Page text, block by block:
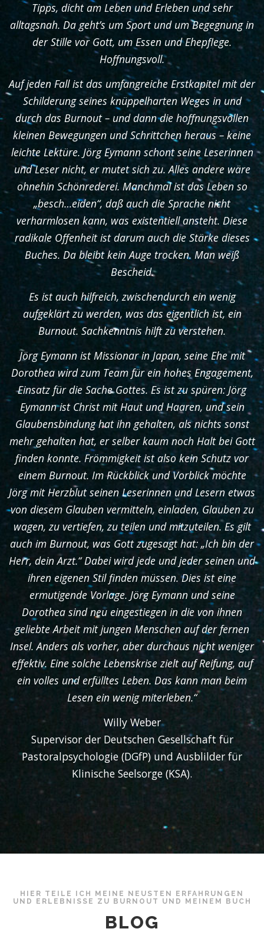
Tipps, dicht am Leben und Erleben und sehr
alltagsnah. Da geht’s um Sport und um Begegnung in
der Stille vor Gott, um Essen und Ehepflege.
Hoffnungsvoll.
Auf jeden Fall ist das umfangreiche Erstkapitel mit der
Schilderung seines knüppelharten Weges in und
durch das Burnout – und dann die hoffnungsvollen
kleinen Bewegungen und Schrittchen heraus – keine
leichte Lektüre. Jörg Eymann schont seine Leserinnen
und Leser nicht, er mutet sich zu. Alles andere wäre
ohnehin Schönrederei. Manchmal ist das Leben so
„besch…eiden“, daß auch die Sprache nicht
verharmlosen kann, was existentiell ansteht. Diese
radikale Offenheit ist darum auch die Stärke dieses
Buches. Da bleibt kein Auge trocken. Man weiß
Bescheid.
Es ist auch hilfreich, zwischendurch ein wenig
aufgeklärt zu werden, was das eigentlich ist, ein
Burnout. Sachkenntnis hilft zu verstehen.
Jörg Eymann ist Missionar in Japan, seine Ehe mit
Dorothea wird zum Team für ein hohes Engagement,
Einsatz für die Sache Gottes. Es ist zu spüren: Jörg
Eymann ist Christ mit Haut und Haaren, und sein
Glaubensbindung hat ihn gehalten, als nichts sonst
mehr gehalten hat, er selber kaum noch Halt bei Gott
finden konnte. Frömmigkeit ist also kein Schutz vor
einem Burnout. Im Rückblick und Vorblick möchte
Jörg mit Herzblut seinen Leserinnen und Lesern etwas
von diesem Glauben vermitteln, einladen, Glauben zu
wagen, zu vertiefen, zu teilen und mitzuteilen. Es gilt
auch im Burnout, was Gott zugesagt hat: „Ich bin der
Herr, dein Arzt.“ Dabei wird jede und jeder seinen und
ihren eigenen Stil finden müssen. Dies ist eine
ermutigende Vorlage. Jörg Eymann und seine
Dorothea sind neu eingestiegen in die von ihnen
geliebte Arbeit mit jungen Menschen auf der fernen
Insel. Anders als vorher, aber durchaus nicht weniger
effektiv. Eine solche Lebenskrise zielt auf Reifung, auf
ein volles und erfülltes Leben. Das kann man beim
Lesen ein wenig miterleben.“
Willy Weber
Supervisor der Deutschen Gesellschaft für
Pastoralpsychologie (DGfP) und Ausblilder für
Klinische Seelsorge (KSA).
HIER TEILE ICH MEINE NEUSTEN ERFAHRUNGEN
UND ERLEBNISSE ZU BURNOUT UND MEINEM BUCH
BLOG